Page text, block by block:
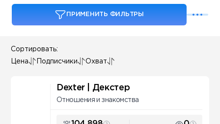
ПРИМЕНИТЬ ФИЛЬТРЫ
Сортировать:
Цена Подписчики Охват
Dexter | Декстер
Отношения и знакомства